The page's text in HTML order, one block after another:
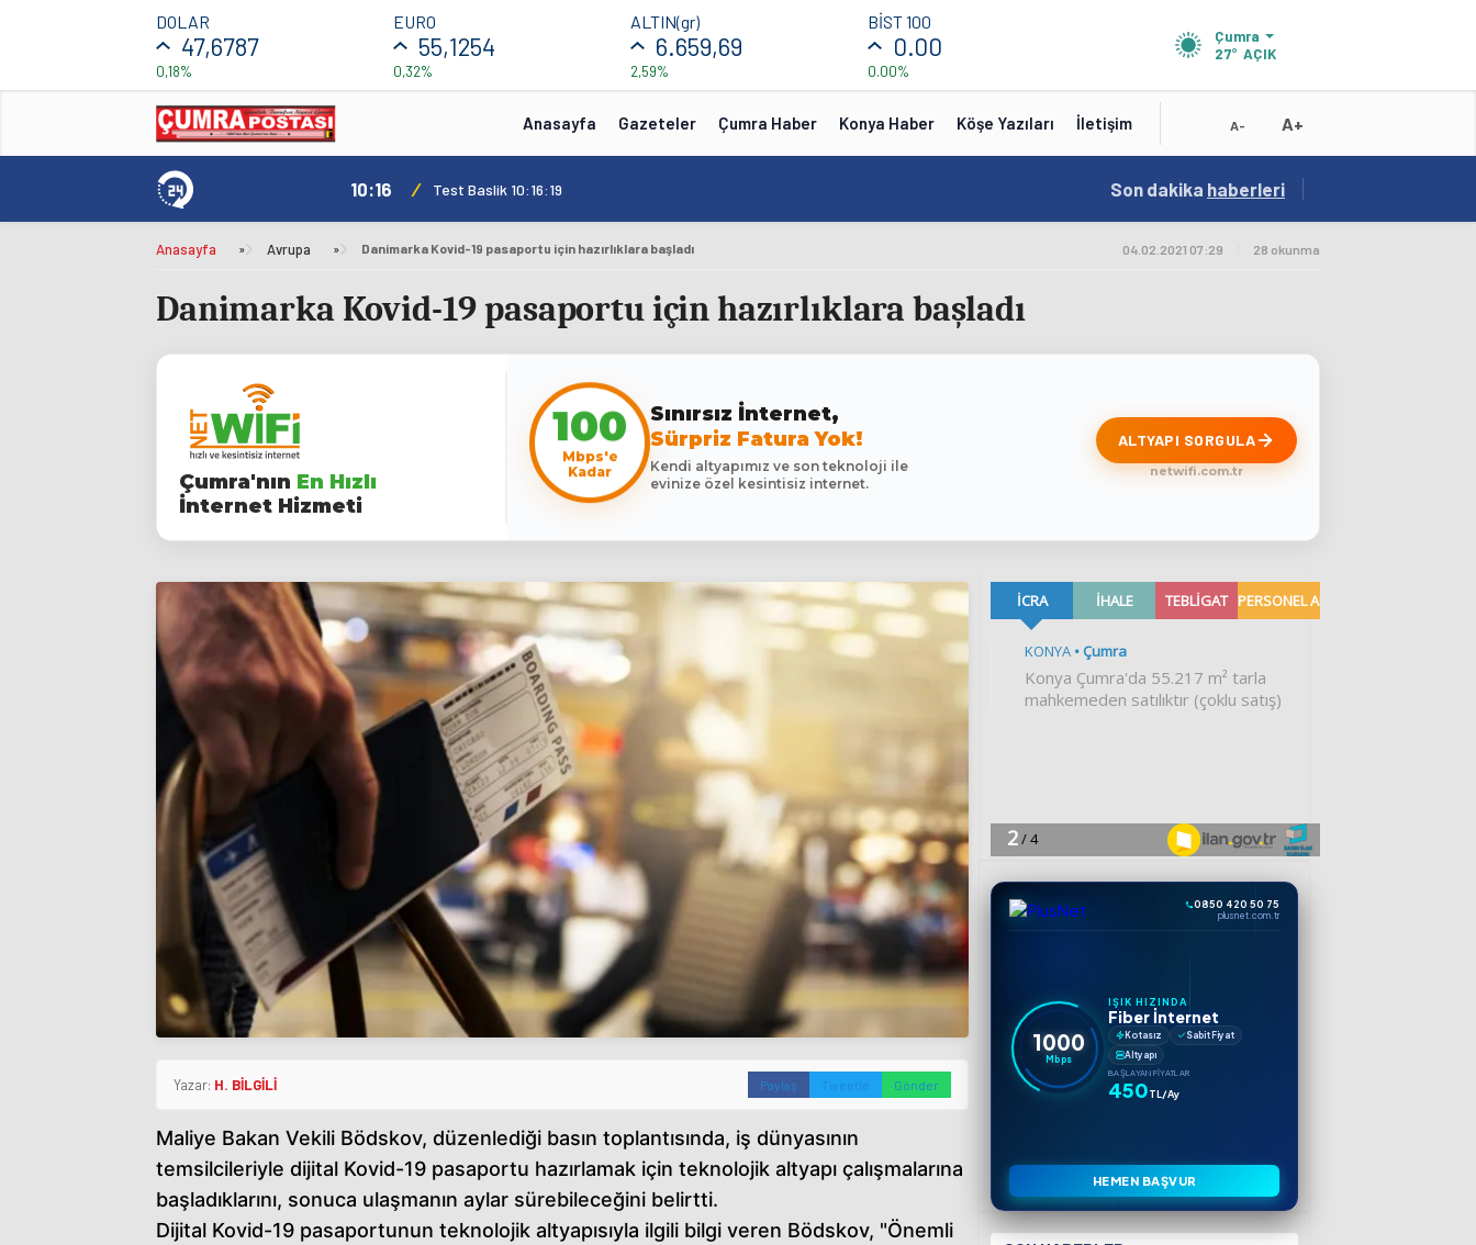
DOLAR
47,6787
0,18%
EURO
55,1254
0,32%
ALTIN(gr)
6.659,69
2,59%
BİST 100
0.00
0.00%
Çumra
27° AÇIK
Anasayfa Gazeteler Çumra Haber Konya Haber Köşe Yazıları İletişim A- A+
10:16 / Test Baslik 10:16:19 19:01 / Konya'nın Zengin Mutfağı GastroFest'te
Son dakika haberleri
Anasayfa » Avrupa » Danimarka Kovid-19 pasaportu için hazırlıklara başladı 04.02.2021 07:29 28 okunma
Danimarka Kovid-19 pasaportu için hazırlıklara başladı
Çumra'nın En Hızlı
İnternet Hizmeti
100
Mbps'e
Kadar
Sınırsız İnternet,
Sürpriz Fatura Yok!
Kendi altyapımız ve son teknoloji ile
evinize özel kesintisiz internet.
ALTYAPI SORGULA
netwifi.com.tr
Yazar: H. BİLGİLİ Paylaş Tweetle Gönder
Maliye Bakan Vekili Bödskov, düzenlediği basın toplantısında, iş dünyasının
temsilcileriyle dijital Kovid-19 pasaportu hazırlamak için teknolojik altyapı çalışmalarına
başladıklarını, sonuca ulaşmanın aylar sürebileceğini belirtti.
Dijital Kovid-19 pasaportunun teknolojik altyapısıyla ilgili bilgi veren Bödskov, "Önemli
0850 420 50 75
plusnet.com.tr
1000
Mbps
IŞIK HIZINDA
Fiber İnternet
Kotasız
Sabit Fiyat
Altyapı
BAŞLAYAN FIYATLAR
450TL/Ay
HEMEN BAŞVUR